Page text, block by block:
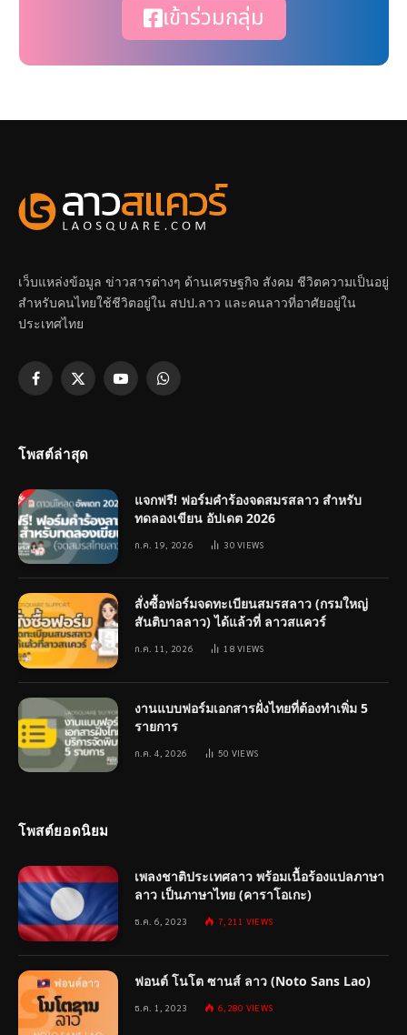
เข้าร่วมกลุ่ม
เว็บแหล่งข้อมูล ข่าวสารต่างๆ ด้านเศรษฐกิจ สังคม ชีวิตความเป็นอยู่
สำหรับคนไทยใช้ชีวิตอยู่ใน สปป.ลาว และคนลาวที่อาศัยอยู่ใน
ประเทศไทย
Facebook
X
YouTubeWhatsApp
โพสต์ล่าสุด
แจกฟรี! ฟอร์มคำร้องจดสมรสลาว สำหรับ
ทดลองเขียน อัปเดต 2026
ก.ค. 19, 2026 30VIEWS
สั่งซื้อฟอร์มจดทะเบียนสมรสลาว (กรมใหญ่
สันติบาลลาว) ได้แล้วที่ ลาวสแควร์
ก.ค. 11, 2026 18VIEWS
งานแบบฟอร์มเอกสารฝั่งไทยที่ต้องทำเพิ่ม 5
รายการ
ก.ค. 4, 2026 50 VIEWS
โพสต์ยอดนิยม
เพลงชาติประเทศลาว พร้อมเนื้อร้องแปลภาษา
ลาว เป็นภาษาไทย (คาราโอเกะ)
ธ.ค. 6, 2023 7,211 VIEWS
ฟอนต์ โนโต ซานส์ ลาว (Noto Sans Lao)
ธ.ค. 1, 2023 6,280 VIEWS